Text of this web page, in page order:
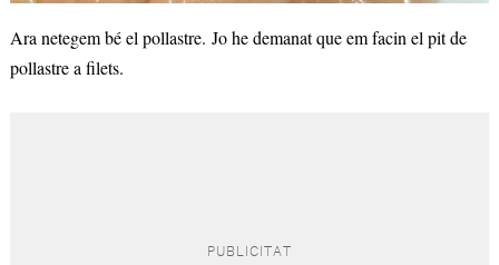
Ara netegem bé el pollastre. Jo he demanat que em facin el pit de
pollastre a filets.